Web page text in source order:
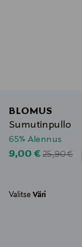
BLOMUS
Sumutinpullo
65% Alennus
Discounted
9,00 € Original
25,90 €
Valitse Väri